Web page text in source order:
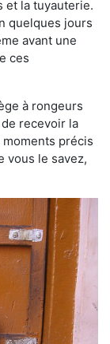
et la tuyauterie.
quelques jours
avant une
ces
à rongeurs
recevoir la
moments précis
vous le savez,